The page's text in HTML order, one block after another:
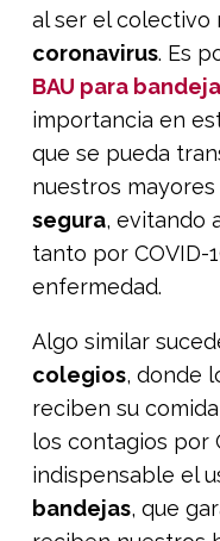
al ser el colectivo
coronavirus. Es
BAU para
importancia en
que se pueda
nuestros
segura, evitando
tanto por COVID-
enfermedad.
Algo similar
colegios, donde
reciben su
los contagios por
indispensable el
bandejas, que